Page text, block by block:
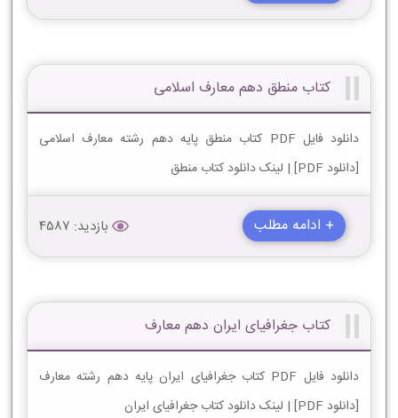
کتاب منطق دهم معارف اسلامی
دانلود فایل PDF کتاب منطق پایه دهم رشته معارف اسلامی
[دانلود PDF] | لینک دانلود کتاب منطق
+ ادامه مطلب بازدید: 4587
کتاب جغرافیای ایران دهم معارف
دانلود فایل PDF کتاب جغرافیای ایران پایه دهم رشته معارف
[دانلود PDF] | لینک دانلود کتاب جغرافیای ایران